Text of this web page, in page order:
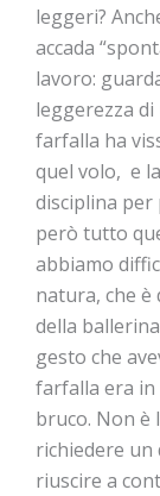
leggeri?
accada
lavoro:
leggerezza
farfalla ha
quel volo, e
disciplina per
però tutto
abbiamo
natura, che
della
gesto che
farfalla era in
bruco. Non è
richiedere un
riuscire a